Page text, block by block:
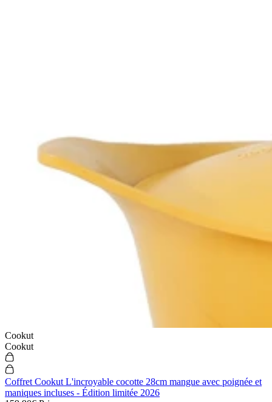
Cookut
Cookut
Coffret Cookut L'incroyable cocotte 28cm mangue avec poignée et
maniques incluses - Édition limitée 2026